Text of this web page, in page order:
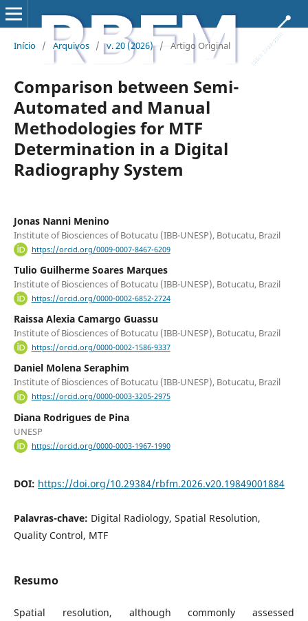
Início / Arquivos / v. 20 (2026) / Artigo Original
Comparison between Semi-
Automated and Manual
Methodologies for MTF
Determination in a Digital
Radiography System
Jonas Nanni Menino
Institute of Biosciences of Botucatu (IBB-UNESP), Botucatu, Brazil
https://orcid.org/0009-0007-8467-6209
Tulio Guilherme Soares Marques
Institute of Biosciences of Botucatu (IBB-UNESP), Botucatu, Brazil
https://orcid.org/0000-0002-6852-2724
Raissa Alexia Camargo Guassu
Institute of Biosciences of Botucatu (IBB-UNESP), Botucatu, Brazil
https://orcid.org/0000-0002-1586-9337
Daniel Molena Seraphim
Institute of Biosciences of Botucatu (IBB-UNESP), Botucatu, Brazil
https://orcid.org/0000-0003-3205-2975
Diana Rodrigues de Pina
UNESP
https://orcid.org/0000-0003-1967-1990
DOI: https://doi.org/10.29384/rbfm.2026.v20.19849001884
Palavras-chave: Digital Radiology, Spatial Resolution,
Quality Control, MTF
Resumo
Spatial resolution, although commonly assessed